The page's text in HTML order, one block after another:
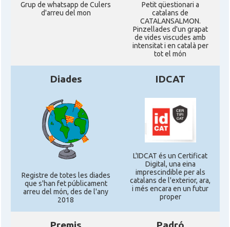
Grup de whatsapp de Culers
d'arreu del mon
Petit qüestionari a
catalans de
CATALANSALMON.
Pinzellades d'un grapat
de vides viscudes amb
intensitat i en català per
tot el món
Diades
Registre de totes les diades
que s'han fet públicament
arreu del món, des de l'any
2018
IDCAT
L'IDCAT és un Certificat
Digital, una eina
imprescindible per als
catalans de l'exterior, ara,
i més encara en un futur
proper